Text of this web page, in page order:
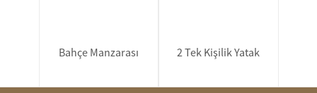
Bahçe Manzarası 2 Tek Kişilik Yatak